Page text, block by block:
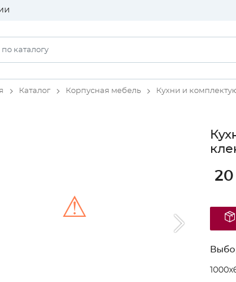
Каталог Корпусная мебель Кухни и
⚠
20